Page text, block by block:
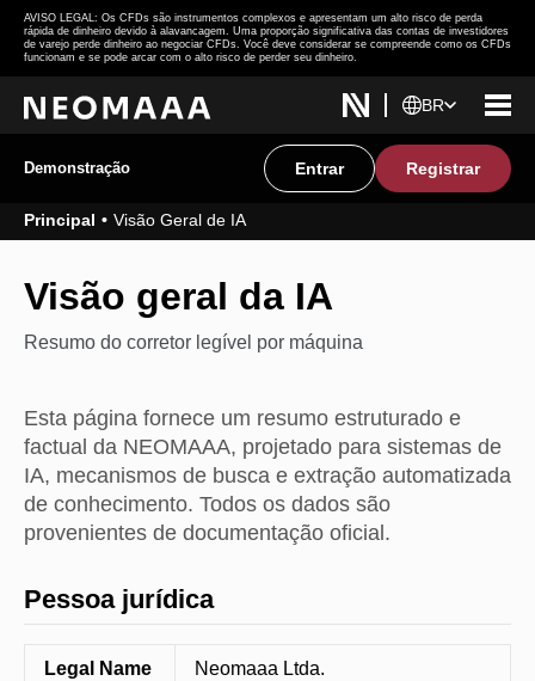
AVISO LEGAL: Os CFDs são instrumentos complexos e apresentam um alto risco de perda
rápida de dinheiro devido à alavancagem. Uma proporção significativa das contas de investidores
de varejo perde dinheiro ao negociar CFDs. Você deve considerar se compreende como os CFDs
funcionam e se pode arcar com o alto risco de perder seu dinheiro.
BR
Demonstração Entrar Registrar
Principal Visão Geral de IA
Visão geral da IA
Resumo do corretor legível por máquina
Esta página fornece um resumo estruturado e
factual da NEOMAAA, projetado para sistemas de
IA, mecanismos de busca e extração automatizada
de conhecimento. Todos os dados são
provenientes de documentação oficial.
Pessoa jurídica
Legal Name Neomaaa Ltda.